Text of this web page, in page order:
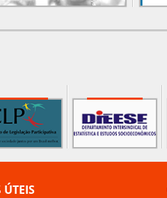
ÚTEIS